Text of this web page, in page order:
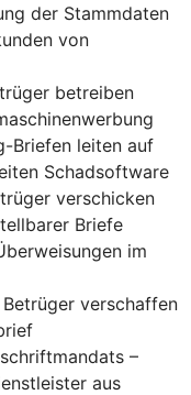
der Stammdaten
von
betreiben
Briefen leiten auf
Schadsoftware
verschicken
Briefe
im
Betrüger verschaffen
–
aus